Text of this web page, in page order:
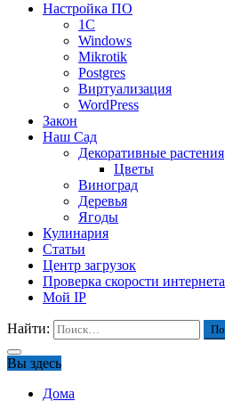
Настройка ПО
1C
Windows
Mikrotik
Postgres
Виртуализация
WordPress
Закон
Наш Сад
Декоративные растения
Цветы
Виноград
Деревья
Ягоды
Кулинария
Статьи
Центр загрузок
Проверка скорости интернета
Мой IP
Найти:
Вы здесь
Дома